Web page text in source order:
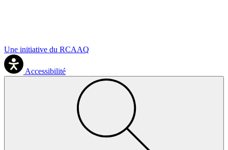
Une initiative du RCAAQ
Accessibilité